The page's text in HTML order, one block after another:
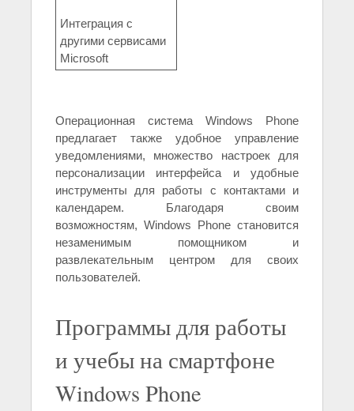
Интеграция с
другими сервисами
Microsoft
Операционная система Windows Phone
предлагает также удобное управление
уведомлениями, множество настроек для
персонализации интерфейса и удобные
инструменты для работы с контактами и
календарем. Благодаря своим
возможностям, Windows Phone становится
незаменимым помощником и
развлекательным центром для своих
пользователей.
Программы для работы
и учебы на смартфоне
Windows Phone